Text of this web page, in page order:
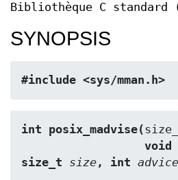
Bibliothèque C standard
SYNOPSIS
#include <sys/mman.h>
int posix_madvise(
                  void
size_t size, int advice